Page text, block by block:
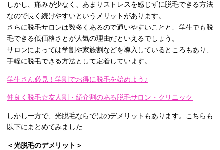
しかし、痛みが少なく、あまりストレスを感じずに脱毛できる方法
なので長く続けやすいというメリットがあります。
さらに脱毛サロンは数多くあるので通いやすいことと、学生でも脱
毛できる低価格さとが人気の理由だといえるでしょう。
サロンによっては学割や家族割などを導入しているところもあり、
手軽に脱毛できる方法として定着しています。
学生さん必見！学割でお得に脱毛を始めよう♪
仲良く脱毛☆友人割・紹介割のある脱毛サロン・クリニック
しかし一方で、光脱毛ならではのデメリットもあります。こちらも
以下にまとめてみました
＜光脱毛のデメリット＞